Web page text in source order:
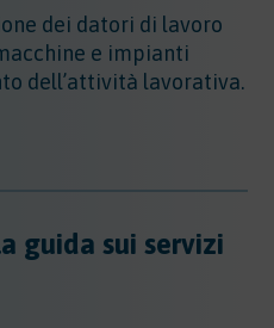
Luminoso
Elettromagnetico
Acustico
Unica Ambientale
dei datori di lavoro
e impianti
dell’attività lavorativa.
guida sui servizi